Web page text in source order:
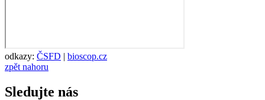
odkazy: ČSFD | bioscop.cz
zpět nahoru
Sledujte nás